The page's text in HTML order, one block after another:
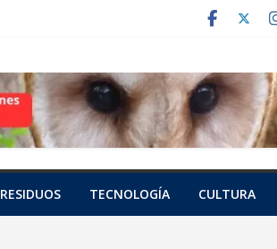
RESIDUOS TECNOLOGÍA CULTURA